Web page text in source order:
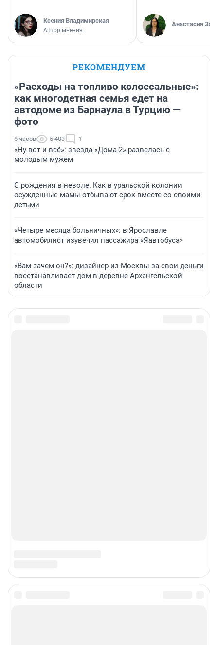
Ксения Владимирская
Автор мнения
Анастасия
РЕКОМЕНДУЕМ
«Расходы на топливо колоссальные»:
как многодетная семья едет на
автодоме из Барнаула в Турцию —
фото
8 часов 5 403 1
«Ну вот и всё»: звезда «Дома-2» развелась с
молодым мужем
С рождения в неволе. Как в уральской колонии
осужденные мамы отбывают срок вместе со своими
детьми
«Четыре месяца больничных»: в Ярославле
автомобилист изувечил пассажира «Яавтобуса»
«Вам зачем он?»: дизайнер из Москвы за свои деньги
восстанавливает дом в деревне Архангельской
области